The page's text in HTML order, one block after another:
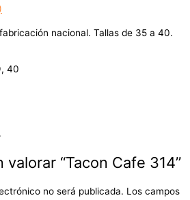
nacional. Tallas de 35 a 40.
40
“Tacon Cafe 314”
no será publicada. Los campos